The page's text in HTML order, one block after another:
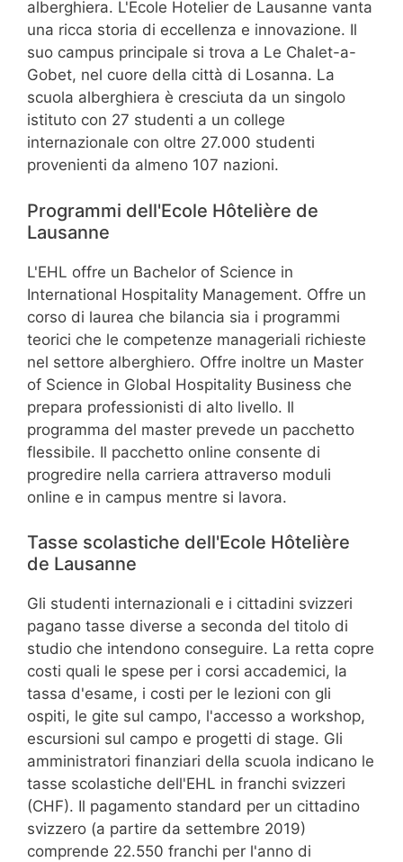
alberghiera. L'Ecole Hotelier de Lausanne vanta
una ricca storia di eccellenza e innovazione. Il
suo campus principale si trova a Le Chalet-a-
Gobet, nel cuore della città di Losanna. La
scuola alberghiera è cresciuta da un singolo
istituto con 27 studenti a un college
internazionale con oltre 27.000 studenti
provenienti da almeno 107 nazioni.
Programmi dell'Ecole Hôtelière de
Lausanne
L'EHL offre un Bachelor of Science in
International Hospitality Management. Offre un
corso di laurea che bilancia sia i programmi
teorici che le competenze manageriali richieste
nel settore alberghiero. Offre inoltre un Master
of Science in Global Hospitality Business che
prepara professionisti di alto livello. Il
programma del master prevede un pacchetto
flessibile. Il pacchetto online consente di
progredire nella carriera attraverso moduli
online e in campus mentre si lavora.
Tasse scolastiche dell'Ecole Hôtelière
de Lausanne
Gli studenti internazionali e i cittadini svizzeri
pagano tasse diverse a seconda del titolo di
studio che intendono conseguire. La retta copre
costi quali le spese per i corsi accademici, la
tassa d'esame, i costi per le lezioni con gli
ospiti, le gite sul campo, l'accesso a workshop,
escursioni sul campo e progetti di stage. Gli
amministratori finanziari della scuola indicano le
tasse scolastiche dell'EHL in franchi svizzeri
(CHF). Il pagamento standard per un cittadino
svizzero (a partire da settembre 2019)
comprende 22.550 franchi per l'anno di